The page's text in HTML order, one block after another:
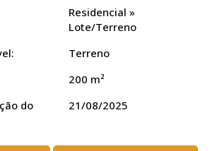
Residencial »
Lote/Terreno
Terreno
200 m²
do
21/08/2025